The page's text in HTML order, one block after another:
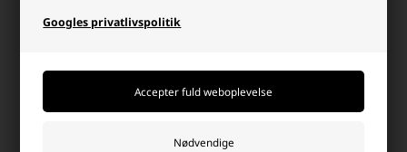
Googles privatlivspolitik
Batterier D 7000mAh
AA + 8 AAA